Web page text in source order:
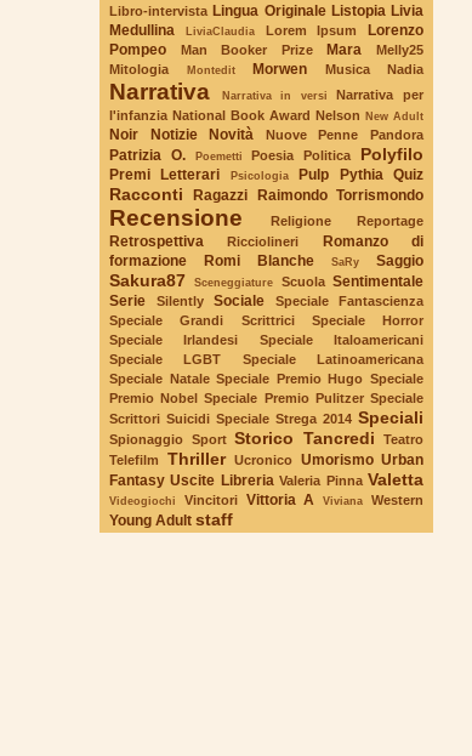
Libro-intervista Lingua Originale Listopia Livia
Medullina
LiviaClaudia Lorem Ipsum
Lorenzo
Pompeo
Man Booker Prize Mara
Melly25
Mitologia
Montedit Morwen Musica Nadia
Narrativa Narrativa in versi
Narrativa per
l'infanzia National Book Award Nelson New Adult
Noir Notizie Novità Nuove Penne Pandora
Patrizia O. Poemetti Poesia Politica Polyfilo
Premi Letterari Psicologia Pulp Pythia Quiz
Racconti Ragazzi Raimondo Torrismondo
Recensione Religione Reportage
Retrospettiva Ricciolineri
Romanzo di
formazione
Romi Blanche SaRy Saggio
Sakura87 Sceneggiature Scuola Sentimentale
Serie
Silently Sociale
Speciale Fantascienza
Speciale Grandi Scrittrici
Speciale Horror
Speciale Irlandesi
Speciale Italoamericani
Speciale LGBT
Speciale Latinoamericana
Speciale Natale Speciale Premio Hugo Speciale
Premio Nobel Speciale Premio Pulitzer Speciale
Scrittori Suicidi Speciale Strega 2014 Speciali
Spionaggio Sport Storico Tancredi
Teatro
Telefilm
Thriller Ucronico Umorismo Urban
Fantasy Uscite Libreria Valeria Pinna Valetta
Videogiochi Vincitori Vittoria A Viviana Western
Young Adult staff